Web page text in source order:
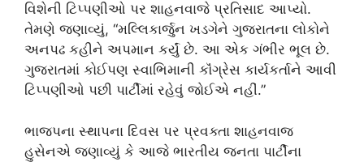
વિશેની ટિપ્પણીઓ પર શાહનવાજે પ્રતિસાદ આપ્યો.
તેમણે જણાવ્યું, “મલ્લિકાર્જુન ખડગેને ગુજરાતના લોકોને
અનપઢ કહીને અપમાન કર્યું છે. આ એક ગંભીર ભૂલ છે.
ગુજરાતમાં કોઈપણ સ્વાભિમાની કૉંગ્રેસ કાર્યકર્તાને આવી
ટિપ્પણીઓ પછી પાર્ટીમાં રહેવું જોઈએ નહીં.”
ભાજપના સ્થાપના દિવસ પર પ્રવક્તા શાહનવાજ
હુસેનએ જણાવ્યું કે આજે ભારતીય જનતા પાર્ટીના